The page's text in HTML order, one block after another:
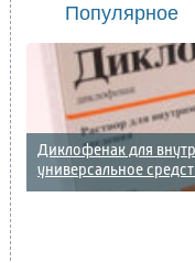
Популярное
Диклофенак для
универсальное